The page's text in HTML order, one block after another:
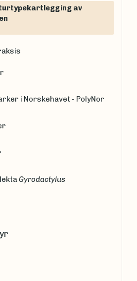
av
i Norskehavet - PolyNor
Gyrodactylus